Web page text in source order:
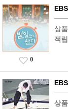
상
적
0
상